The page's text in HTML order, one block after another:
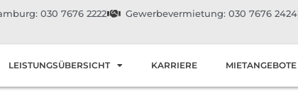
030 7676 2222
Gewerbevermietung: 030 7676 2424
LEISTUNGSÜBERSICHT KARRIERE MIETANGEBOTE